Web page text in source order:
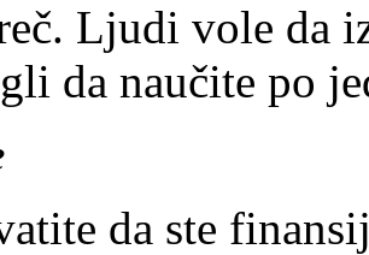
Ljudi vole da
da naučite po
da ste